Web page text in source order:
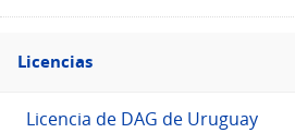
Filtro
Licencias
Licencias
Licencia de DAG de Uruguay